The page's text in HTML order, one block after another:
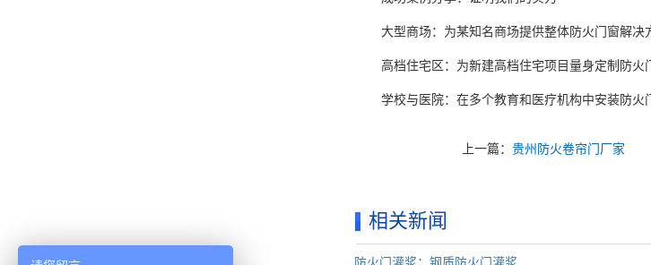
大型商场：为某知名商场提供整体防火门窗解决
高档住宅区：为新建高档住宅项目量身定制防火
学校与医院：在多个教育和医疗机构中安装防火
上一篇：贵州防火卷帘门厂家
相关新闻